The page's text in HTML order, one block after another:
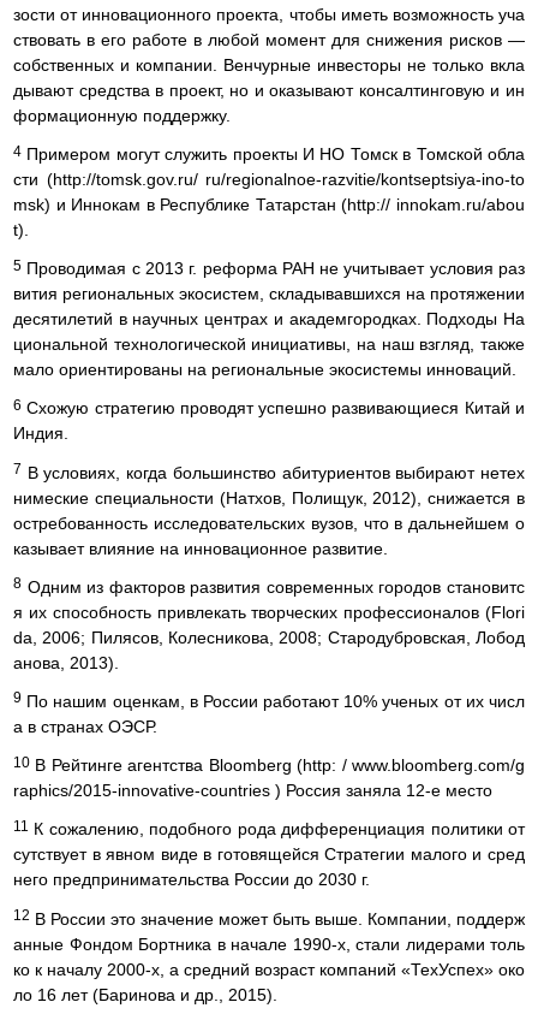
зости от инновационного проекта, чтобы иметь возможность уча
ствовать в его работе в любой момент для снижения рисков —
собственных и компании. Венчурные инвесторы не только вкла
дывают средства в проект, но и оказывают консалтинговую и ин
формационную поддержку.
4 Примером могут служить проекты И НО Томск в Томской обла
сти (http://tomsk.gov.ru/ ru/regionalnoe-razvitie/kontseptsiya-ino-to
msk) и Иннокам в Республике Татарстан (http:// innokam.ru/abou
t).
5 Проводимая с 2013 г. реформа РАН не учитывает условия раз
вития региональных экосистем, складывавшихся на протяжении
десятилетий в научных центрах и академгородках. Подходы На
циональной технологической инициативы, на наш взгляд, также
мало ориентированы на региональные экосистемы инноваций.
6 Схожую стратегию проводят успешно развивающиеся Китай и
Индия.
7 В условиях, когда большинство абитуриентов выбирают нетех
нимеские специальности (Натхов, Полищук, 2012), снижается в
остребованность исследовательских вузов, что в дальнейшем о
казывает влияние на инновационное развитие.
8 Одним из факторов развития современных городов становитс
я их способность привлекать творческих профессионалов (Flori
da, 2006; Пилясов, Колесникова, 2008; Стародубровская, Лобод
анова, 2013).
9 По нашим оценкам, в России работают 10% ученых от их числ
а в странах ОЭСР.
10 В Рейтинге агентства Bloomberg (http: / www.bloomberg.com/g
raphics/2015-innovative-countries ) Россия заняла 12-е место
11
К сожалению, подобного рода дифференциация политики от
сутствует в явном виде в готовящейся Стратегии малого и сред
него предпринимательства России до 2030 г.
12 В России это значение может быть выше. Компании, поддерж
анные Фондом Бортника в начале 1990-х, стали лидерами толь
ко к началу 2000-х, а средний возраст компаний «ТехУспех» око
ло 16 лет (Баринова и др., 2015).